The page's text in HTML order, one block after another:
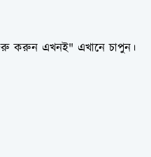
করুন এখনই" এখানে চাপুন।